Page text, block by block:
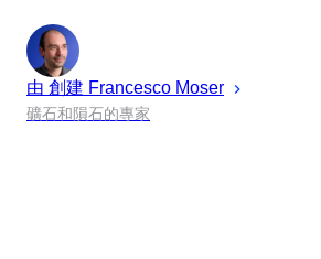
由 創建 Francesco Moser
礦石和隕石的專家